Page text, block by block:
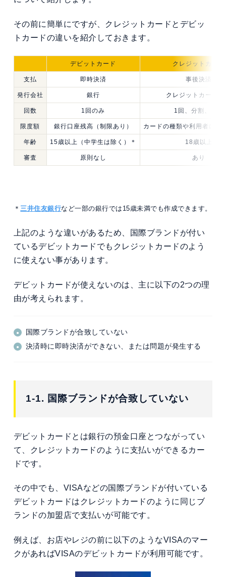
その前に簡単にですが、クレジットカードとデビッ
トカードの違いを紹介しておきます。
デビットカード クレジットカード
支払 即時決済 事後決済
発行会社 銀行 クレジットカード
回数 1回のみ 1回、分割、リボ
限度額 銀行口座残高（制限あり） カードの種類や利用者によ
年齢 15歳以上（中学生は除く）＊ 18歳以上
審査 原則なし あり
＊ 三井住友銀行など一部の銀行では15歳未満でも作成できます。
上記のような違いがあるため、国際ブランドが付い
ているデビットカードでもクレジットカードのよう
に使えない事があります。
デビットカードが使えないのは、主に以下の2つの理
由が考えられます。
国際ブランドが合致していない
決済時に即時決済ができない、または問題が発生する
1-1. 国際ブランドが合致していない
デビットカードとは銀行の預金口座とつながってい
て、クレジットカードのように支払いができるカー
ドです。
その中でも、VISAなどの国際ブランドが付いている
デビットカードはクレジットカードのように同じブ
ランドの加盟店で支払いが可能です。
例えば、お店やレジの前に以下のようなVISAのマー
クがあればVISAのデビットカードが利用可能です。